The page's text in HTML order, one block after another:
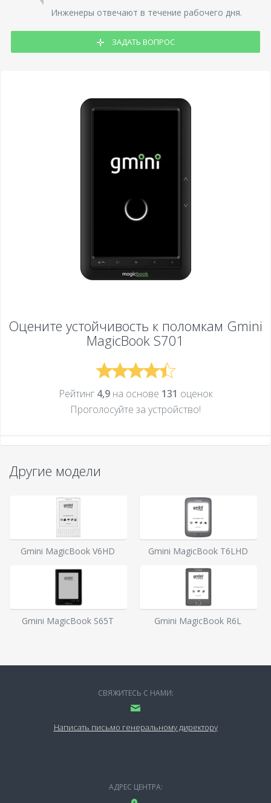
Инженеры отвечают в течение рабочего дня.
ЗАДАТЬ ВОПРОС
Оцените устойчивость к поломкам Gmini
MagicBook S701
Рейтинг 4,9на основе 131 оценок
Проголосуйте за устройcтво!
Другие модели
Gmini MagicBook V6HD Gmini MagicBook T6LHD
Gmini MagicBook S65T Gmini MagicBook R6L
СВЯЖИТЕСЬ С НАМИ:
Написать письмо генеральному директору
АДРЕС ЦЕНТРА: